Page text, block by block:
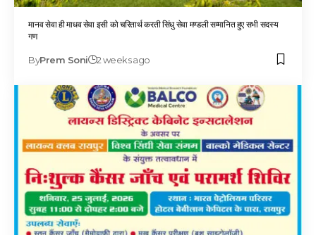
मानव सेवा ही माधव सेवा इसी को चरितार्थ करती सिंधु सेवा मण्डली सम्मानित हुए सभी सदस्य
गण
ByPrem Soni 2 weeks ago